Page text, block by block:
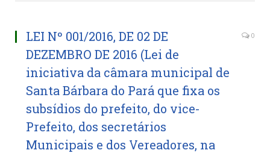
LEI Nº 001/2016, DE 02 DE
DEZEMBRO DE 2016 (Lei de
iniciativa da câmara municipal de
Santa Bárbara do Pará que fixa os
subsídios do prefeito, do vice-
Prefeito, dos secretários
Municipais e dos Vereadores, na
0